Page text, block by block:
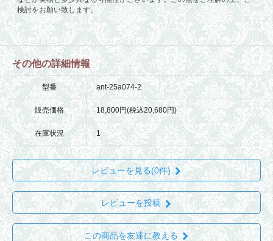
その他の詳細情報
型番 ant-25a074-2
販売価格 18,800円(税込20,680円)
在庫状況 1
レビューを見る(0件)
レビューを投稿
この商品を友達に教える